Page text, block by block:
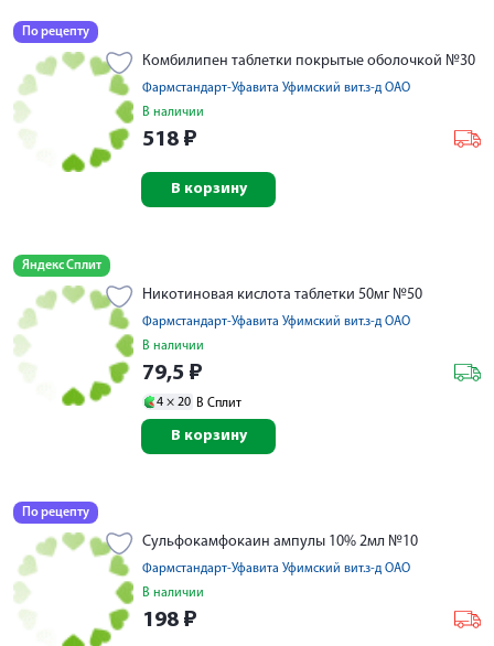
По рецепту
Комбилипен таблетки покрытые оболочкой №30
Фармстандарт-Уфавита Уфимский вит.з-д ОАО
В наличии
518 ₽
В корзину
Яндекс Сплит
Никотиновая кислота таблетки 50мг №50
Фармстандарт-Уфавита Уфимский вит.з-д ОАО
В наличии
79,5 ₽
4 × 20 В Сплит
В корзину
По рецепту
Сульфокамфокаин ампулы 10% 2мл №10
Фармстандарт-Уфавита Уфимский вит.з-д ОАО
В наличии
198 ₽